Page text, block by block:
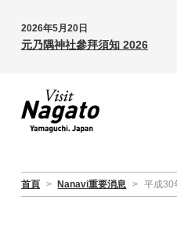
2026年5月20日
元乃隅神社參拜須知 2026
首頁 > Nanavi重要消息 > 平成30